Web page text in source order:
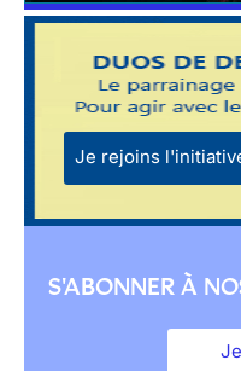
Je rejoins
S'ABONNER À